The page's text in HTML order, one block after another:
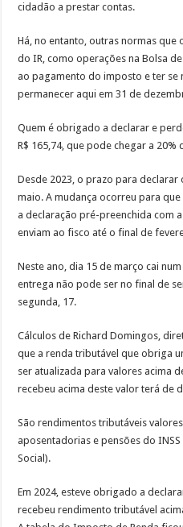
cidadão a prestar contas.
Há, no entanto, outras normas
do IR, como operações na Bolsa
ao pagamento do imposto e ter se
permanecer aqui em 31 de
Quem é obrigado a declarar e
R$ 165,74, que pode chegar a
Desde 2023, o prazo para declarar
maio. A mudança ocorreu para
a declaração pré-preenchida com
enviam ao fisco até o final de
Neste ano, dia 15 de março cai
entrega não pode ser no final de
segunda, 17.
Cálculos de Richard Domingos,
que a renda tributável que obriga
ser atualizada para valores acima
recebeu acima deste valor terá de
São rendimentos tributáveis
aposentadorias e pensões do
Social).
Em 2024, esteve obrigado a
recebeu rendimento tributável